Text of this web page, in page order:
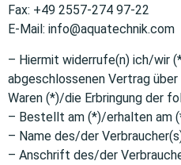
Fax: +49 2557-274 97-22
E-Mail: info@aquatechnik.com
– Hiermit widerrufe(n) ich/wir
abgeschlossenen Vertrag
Waren (*)/die Erbringung der
– Bestellt am (*)/erhalten am
– Name des/der
– Anschrift des/der